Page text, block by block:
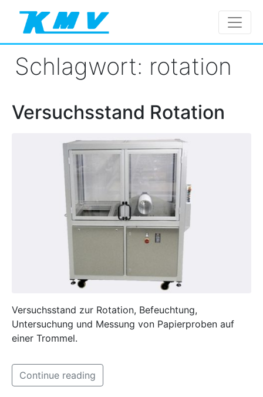
Schlagwort: rotation
Versuchsstand Rotation
Versuchsstand zur Rotation, Befeuchtung,
Untersuchung und Messung von Papierproben auf
einer Trommel.
Continue reading